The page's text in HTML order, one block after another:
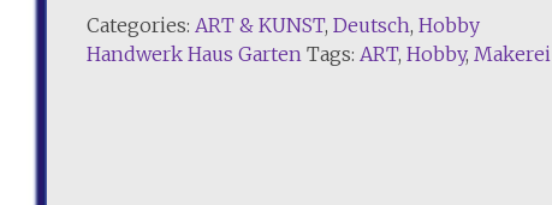
Categories: ART & KUNST, Deutsch, Hobby
Handwerk Haus Garten Tags: ART, Hobby, Makerei